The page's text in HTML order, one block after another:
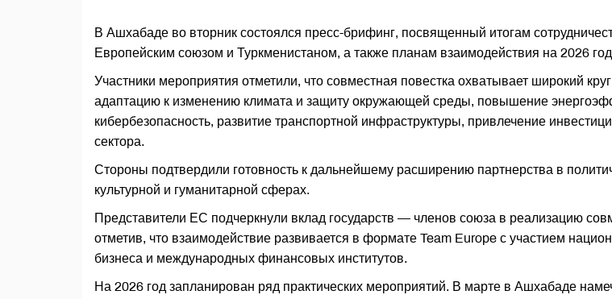
В Ашхабаде во вторник состоялся пресс-брифинг, посвященный итогам
Европейским союзом и Туркменистаном, а также планам взаимодействия на 2026
Участники мероприятия отметили, что совместная повестка охватывает широкий
адаптацию к изменению климата и защиту окружающей среды, повышение
кибербезопасность, развитие транспортной инфраструктуры, привлечение
сектора.
Стороны подтвердили готовность к дальнейшему расширению партнерства в
культурной и гуманитарной сферах.
Представители ЕС подчеркнули вклад государств — членов союза в реализацию
отметив, что взаимодействие развивается в формате Team Europe с участием
бизнеса и международных финансовых институтов.
На 2026 год запланирован ряд практических мероприятий. В марте в Ашхабаде